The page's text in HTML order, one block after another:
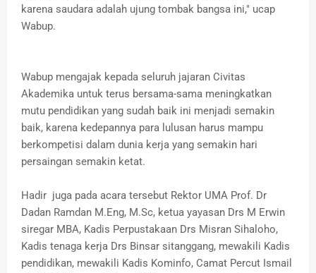
karena saudara adalah ujung tombak bangsa ini," ucap
Wabup.
Wabup mengajak kepada seluruh jajaran Civitas
Akademika untuk terus bersama-sama meningkatkan
mutu pendidikan yang sudah baik ini menjadi semakin
baik, karena kedepannya para lulusan harus mampu
berkompetisi dalam dunia kerja yang semakin hari
persaingan semakin ketat.
Hadir juga pada acara tersebut Rektor UMA Prof. Dr
Dadan Ramdan M.Eng, M.Sc, ketua yayasan Drs M Erwin
siregar MBA, Kadis Perpustakaan Drs Misran Sihaloho,
Kadis tenaga kerja Drs Binsar sitanggang, mewakili Kadis
pendidikan, mewakili Kadis Kominfo, Camat Percut Ismail